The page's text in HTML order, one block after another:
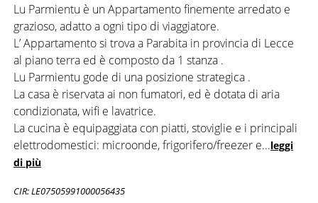
Lu Parmientu è un Appartamento finemente arredato e
grazioso, adatto a ogni tipo di viaggiatore.
L’ Appartamento si trova a Parabita in provincia di Lecce
al piano terra ed è composto da 1 stanza .
Lu Parmientu gode di una posizione strategica .
La casa è riservata ai non fumatori, ed è dotata di aria
condizionata, wifi e lavatrice.
La cucina è equipaggiata con piatti, stoviglie e i principali
elettrodomestici: microonde, frigorifero/freezer e...leggi
di più
CIR: LE07505991000056435